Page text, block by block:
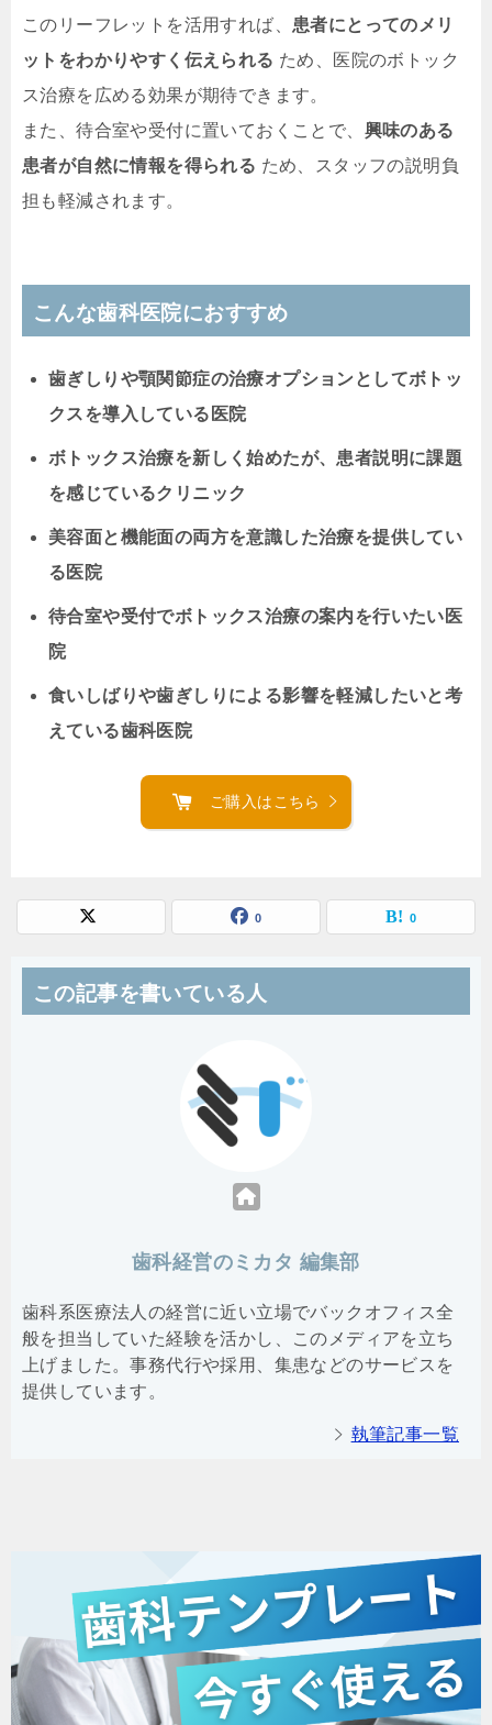
このリーフレットを活用すれば、 患者にとってのメリ
ットをわかりやすく伝えられる ため、医院のボトック
ス治療を広める効果が期待できます。
また、待合室や受付に置いておくことで、 興味のある
患者が自然に情報を得られる ため、スタッフの説明負
担も軽減されます。
こんな歯科医院におすすめ
歯ぎしりや顎関節症の治療オプションとしてボトッ
クスを導入している医院
ボトックス治療を新しく始めたが、患者説明に課題
を感じているクリニック
美容面と機能面の両方を意識した治療を提供してい
る医院
待合室や受付でボトックス治療の案内を行いたい医
院
食いしばりや歯ぎしりによる影響を軽減したいと考
えている歯科医院
ご購入はこちら
0 0
この記事を書いている人
歯科経営のミカタ 編集部
歯科系医療法人の経営に近い立場でバックオフィス全
般を担当していた経験を活かし、このメディアを立ち
上げました。事務代行や採用、集患などのサービスを
提供しています。
執筆記事一覧